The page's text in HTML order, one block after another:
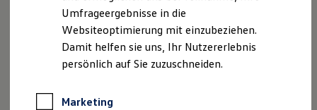
Elektroautos
ID. Tutorials
Elektrofahrzeugkonzepte
ID. EVERY1
Reichweite
Rekuperation
Umfrageergebnisse in die
Websiteoptimierung mit einzubeziehen.
Damit helfen sie uns, Ihr Nutzererlebnis
persönlich auf Sie zuzuschneiden.
Marketing